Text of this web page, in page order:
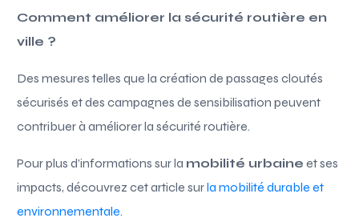
Comment améliorer la sécurité routière en
ville ?
Des mesures telles que la création de passages cloutés
sécurisés et des campagnes de sensibilisation peuvent
contribuer à améliorer la sécurité routière.
Pour plus d’informations sur la mobilité urbaine et ses
impacts, découvrez cet article surla mobilité durable et
environnementale.